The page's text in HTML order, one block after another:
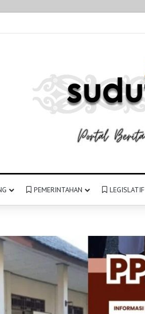
PEMERINTAHAN LEGISLATIF